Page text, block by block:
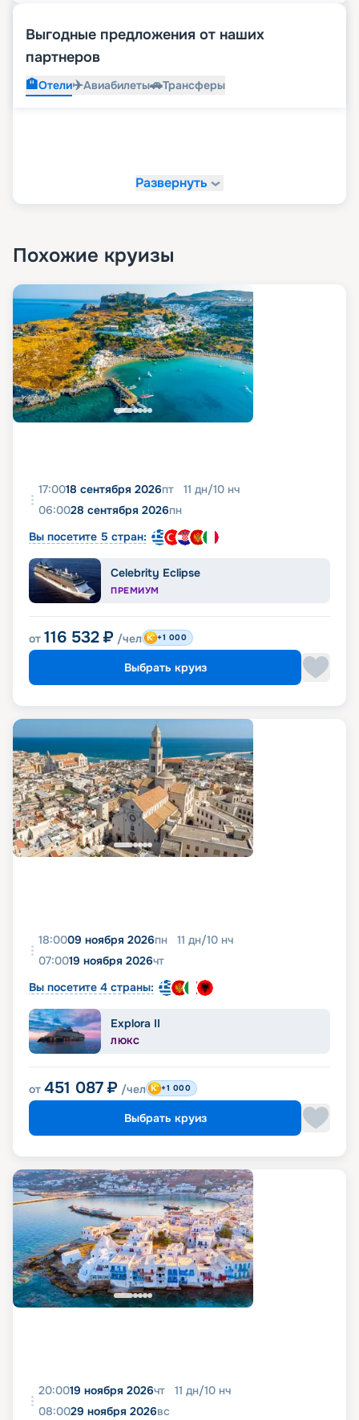
Выгодные предложения от наших
партнеров
🏨Отели✈️Авиабилеты🚗Трансферы
Развернуть
Похожие круизы
17:0018 сентября 2026пт 11 дн/10 нч
06:0028 сентября 2026пн
Вы посетите 5 стран:
Celebrity Eclipse
ПРЕМИУМ
от 116 532 ₽ /чел +1 000
Выбрать круиз
18:0009 ноября 2026пн 11 дн/10 нч
07:0019 ноября 2026чт
Вы посетите 4 страны:
Explora II
ЛЮКС
от 451 087 ₽ /чел +1 000
Выбрать круиз
20:0019 ноября 2026чт 11 дн/10 нч
08:0029 ноября 2026вс